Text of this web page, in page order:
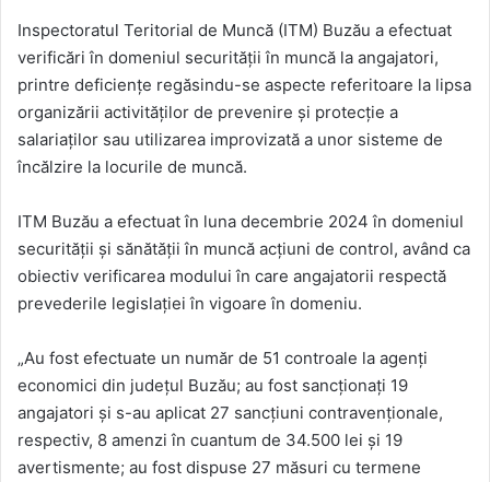
Inspectoratul Teritorial de Muncă (ITM) Buzău a efectuat
verificări în domeniul securităţii în muncă la angajatori,
printre deficienţe regăsindu-se aspecte referitoare la lipsa
organizării activităţilor de prevenire şi protecţie a
salariaţilor sau utilizarea improvizată a unor sisteme de
încălzire la locurile de muncă.
ITM Buzău a efectuat în luna decembrie 2024 în domeniul
securităţii şi sănătăţii în muncă acţiuni de control, având ca
obiectiv verificarea modului în care angajatorii respectă
prevederile legislaţiei în vigoare în domeniu.
„Au fost efectuate un număr de 51 controale la agenţi
economici din judeţul Buzău; au fost sancţionaţi 19
angajatori şi s-au aplicat 27 sancţiuni contravenţionale,
respectiv, 8 amenzi în cuantum de 34.500 lei şi 19
avertismente; au fost dispuse 27 măsuri cu termene